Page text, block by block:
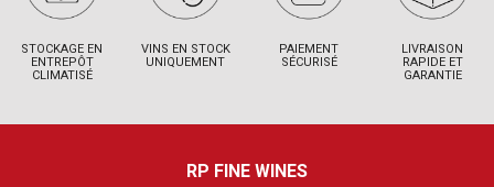
STOCKAGE EN
ENTREPÔT
CLIMATISÉ
VINS EN STOCK
UNIQUEMENT
PAIEMENT
SÉCURISÉ
LIVRAISON
RAPIDE ET
GARANTIE
RP FINE WINES